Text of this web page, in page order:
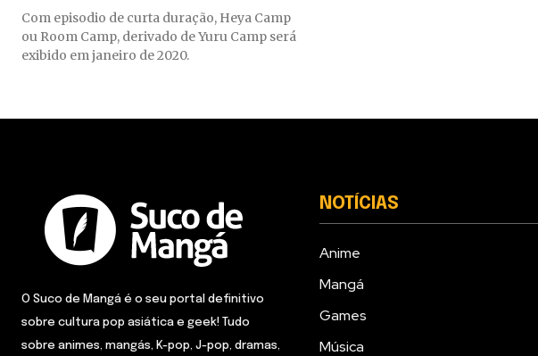
Com episodio de curta duração, Heya Camp
ou Room Camp, derivado de Yuru Camp será
exibido em janeiro de 2020.
O Suco de Mangá é o seu portal definitivo
sobre cultura pop asiática e geek! Tudo
sobre animes, mangás, K-pop, J-pop, dramas,
NOTÍCIAS
Anime
Mangá
Games
Música